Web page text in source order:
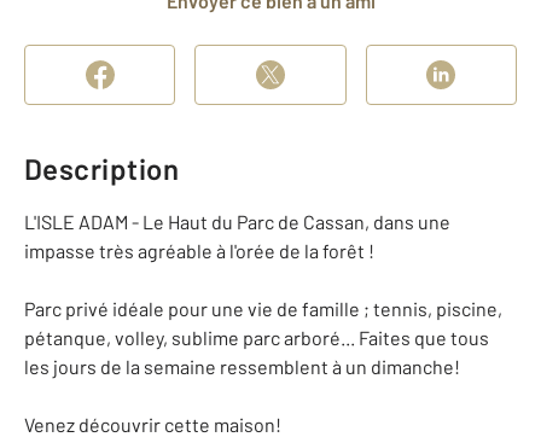
Description
L'ISLE ADAM - Le Haut du Parc de Cassan, dans une
impasse très agréable à l'orée de la forêt !
Parc privé idéale pour une vie de famille ; tennis, piscine,
pétanque, volley, sublime parc arboré... Faites que tous
les jours de la semaine ressemblent à un dimanche!
Venez découvrir cette maison!